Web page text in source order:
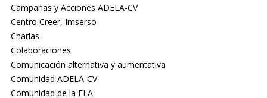
Campañas y Acciones ADELA-CV
Centro Creer, Imserso
Charlas
Colaboraciones
Comunicación alternativa y aumentativa
Comunidad ADELA-CV
Comunidad de la ELA